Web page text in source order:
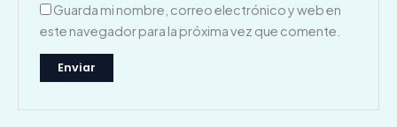
Guarda mi nombre, correo electrónico y web en
este navegador para la próxima vez que comente.